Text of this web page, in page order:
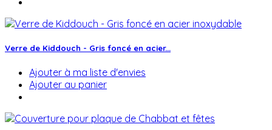
Verre de Kiddouch - Gris foncé en acier...
Ajouter à ma liste d'envies
Ajouter au panier